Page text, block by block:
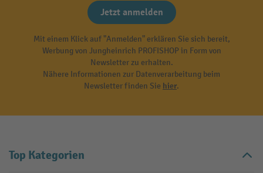
Jetzt anmelden
Mit einem Klick auf "Anmelden" erklären Sie sich bereit,
Werbung von Jungheinrich PROFISHOP in Form von
Newsletter zu erhalten.
Nähere Informationen zur Datenverarbeitung beim
Newsletter finden Sie hier.
Top Kategorien